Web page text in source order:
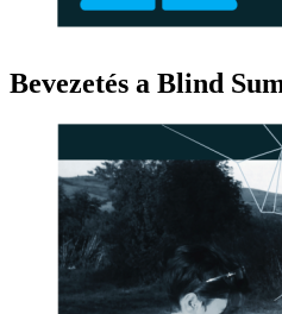
Bevezetés a Blind